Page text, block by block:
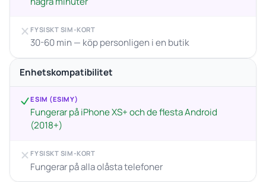
FYSISKT SIM-KORT
30-60 min — köp personligen i en butik
Enhetskompatibilitet
ESIM (ESIMY)
Fungerar på iPhone XS+ och de flesta Android
(2018+)
FYSISKT SIM-KORT
Fungerar på alla olåsta telefoner